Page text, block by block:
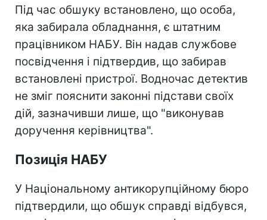
Під час обшуку встановлено, що особа,
яка забирала обладнання, є штатним
працівником НАБУ. Він надав службове
посвідчення і підтвердив, що забирав
встановлені пристрої. Водночас детектив
не зміг пояснити законні підстави своїх
дій, зазначивши лише, що "виконував
доручення керівництва".
Позиція НАБУ
У Національному антикорупційному бюро
підтвердили, що обшук справді відбувся,